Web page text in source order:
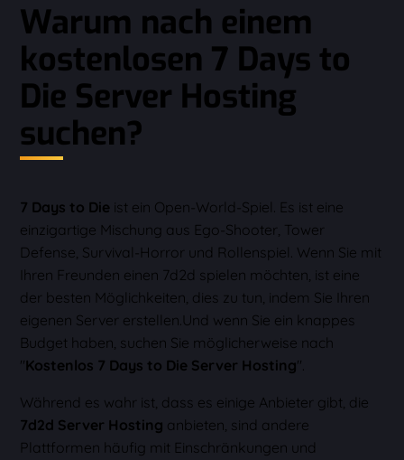
Warum nach einem
kostenlosen 7 Days to
Die Server Hosting
suchen?
7 Days to Die ist ein Open-World-Spiel. Es ist eine
einzigartige Mischung aus Ego-Shooter, Tower
Defense, Survival-Horror und Rollenspiel. Wenn Sie mit
Ihren Freunden einen 7d2d spielen möchten, ist eine
der besten Möglichkeiten, dies zu tun, indem Sie Ihren
eigenen Server erstellen.Und wenn Sie ein knappes
Budget haben, suchen Sie möglicherweise nach
"Kostenlos 7 Days to Die Server Hosting".
Während es wahr ist, dass es einige Anbieter gibt, die
7d2d Server Hosting anbieten, sind andere
Plattformen häufig mit Einschränkungen und